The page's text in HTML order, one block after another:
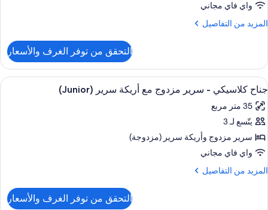
سرير
مزدوج
سرير
(Junior
|
2
Adults
2
Child)
واي فاي مجاني
المزيد من التفاصيل
المزيد
جناح
سوبيريور
-
سرير
مزدوج
مع
سرير
(Junior
2
التحقق من توفر الغرف والأسعار
استعراض
جميع
صور
جناح
كلاسيكي
-
سرير
مزدوج
أريكة
ملاءات للفراش لا تسبب الحساسية
7
جناح كلاسيكي - سرير مزدوج مع أريكة سرير (Junior)
35 متر مربع
يتّسع لـ 3
سرير مزدوج‫‬ وأريكة سرير (مزدوجة)
واي فاي مجاني
المزيد من التفاصيل
المزيد
التحقق من توفر الغرف والأسعار